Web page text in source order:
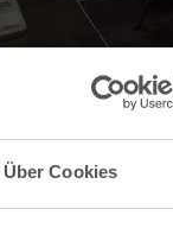
Über Cookies